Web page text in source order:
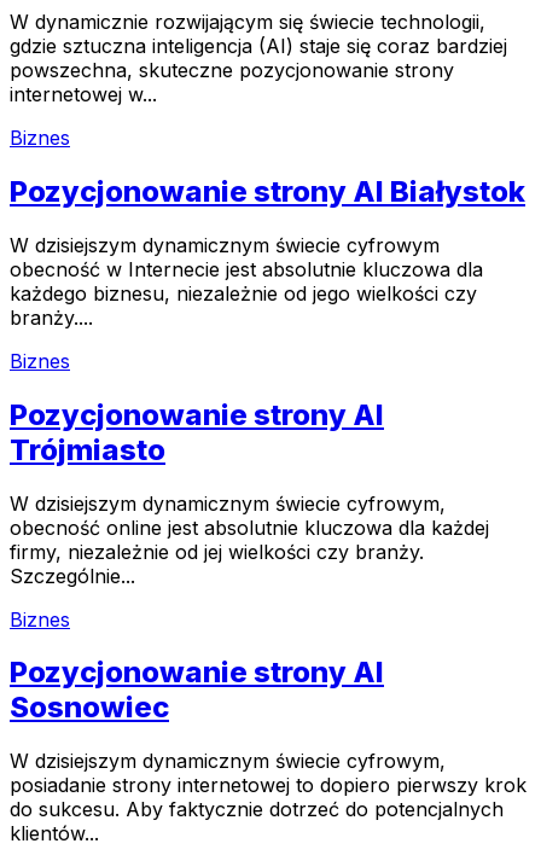
W dynamicznie rozwijającym się świecie technologii,
gdzie sztuczna inteligencja (AI) staje się coraz bardziej
powszechna, skuteczne pozycjonowanie strony
internetowej w...
Biznes
Pozycjonowanie strony AI Białystok
W dzisiejszym dynamicznym świecie cyfrowym
obecność w Internecie jest absolutnie kluczowa dla
każdego biznesu, niezależnie od jego wielkości czy
branży....
Biznes
Pozycjonowanie strony AI
Trójmiasto
W dzisiejszym dynamicznym świecie cyfrowym,
obecność online jest absolutnie kluczowa dla każdej
firmy, niezależnie od jej wielkości czy branży.
Szczególnie...
Biznes
Pozycjonowanie strony AI
Sosnowiec
W dzisiejszym dynamicznym świecie cyfrowym,
posiadanie strony internetowej to dopiero pierwszy krok
do sukcesu. Aby faktycznie dotrzeć do potencjalnych
klientów...